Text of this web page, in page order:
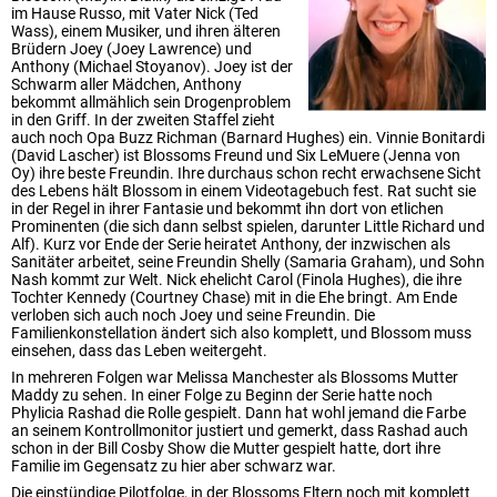
im Hause Russo, mit Vater Nick (Ted
Wass), einem Musiker, und ihren älteren
Brüdern Joey (Joey Lawrence) und
Anthony (Michael Stoyanov). Joey ist der
Schwarm aller Mädchen, Anthony
bekommt allmählich sein Drogenproblem
in den Griff. In der zweiten Staffel zieht
auch noch Opa Buzz Richman (Barnard Hughes) ein. Vinnie Bonitardi
(David Lascher) ist Blossoms Freund und Six LeMuere (Jenna von
Oy) ihre beste Freundin. Ihre durchaus schon recht erwachsene Sicht
des Lebens hält Blossom in einem Videotagebuch fest. Rat sucht sie
in der Regel in ihrer Fantasie und bekommt ihn dort von etlichen
Prominenten (die sich dann selbst spielen, darunter Little Richard und
Alf). Kurz vor Ende der Serie heiratet Anthony, der inzwischen als
Sanitäter arbeitet, seine Freundin Shelly (Samaria Graham), und Sohn
Nash kommt zur Welt. Nick ehelicht Carol (Finola Hughes), die ihre
Tochter Kennedy (Courtney Chase) mit in die Ehe bringt. Am Ende
verloben sich auch noch Joey und seine Freundin. Die
Familienkonstellation ändert sich also komplett, und Blossom muss
einsehen, dass das Leben weitergeht.
In mehreren Folgen war Melissa Manchester als Blossoms Mutter
Maddy zu sehen. In einer Folge zu Beginn der Serie hatte noch
Phylicia Rashad die Rolle gespielt. Dann hat wohl jemand die Farbe
an seinem Kontrollmonitor justiert und gemerkt, dass Rashad auch
schon in der Bill Cosby Show die Mutter gespielt hatte, dort ihre
Familie im Gegensatz zu hier aber schwarz war.
Die einstündige Pilotfolge, in der Blossoms Eltern noch mit komplett